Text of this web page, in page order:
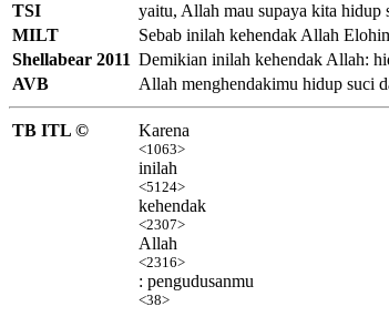
TSI
yaitu, Allah mau supaya kita hidup
MILT
Sebab inilah kehendak Allah
Shellabear 2011 Demikian inilah kehendak Allah:
AVB
Allah menghendakimu hidup suci
TB ITL © Karena
<1063>
inilah
<5124>
kehendak
<2307>
Allah
<2316>
: pengudusanmu
<38>